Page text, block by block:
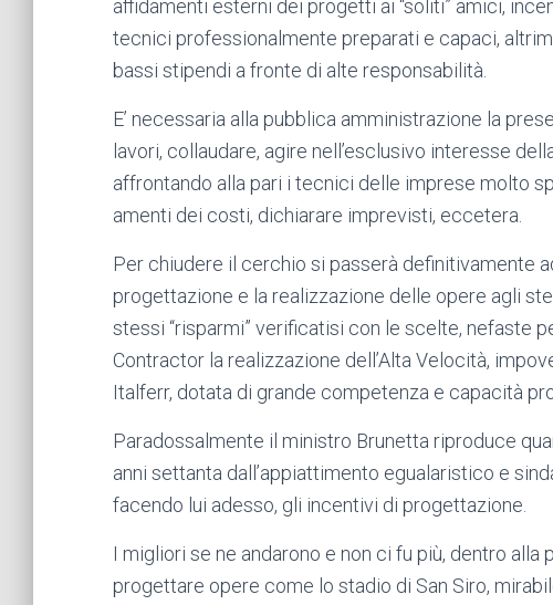
affidamenti esterni dei progetti ai “soliti” amici,
tecnici professionalmente preparati e capaci,
bassi stipendi a fronte di alte responsabilità.
E’ necessaria alla pubblica amministrazione la
lavori, collaudare, agire nell’esclusivo interesse
affrontando alla pari i tecnici delle imprese molto
amenti dei costi, dichiarare imprevisti, eccetera.
Per chiudere il cerchio si passerà definitivamente
progettazione e la realizzazione delle opere agli
stessi “risparmi” verificatisi con le scelte, nefaste
Contractor la realizzazione dell’Alta Velocità,
Italferr, dotata di grande competenza e capacità
Paradossalmente il ministro Brunetta riproduce
anni settanta dall’appiattimento egualaristico e
facendo lui adesso, gli incentivi di progettazione.
I migliori se ne andarono e non ci fu più, dentro
progettare opere come lo stadio di San Siro,